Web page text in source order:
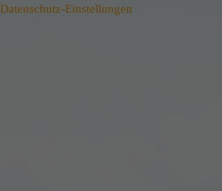
Datenschutz-Einstellungen